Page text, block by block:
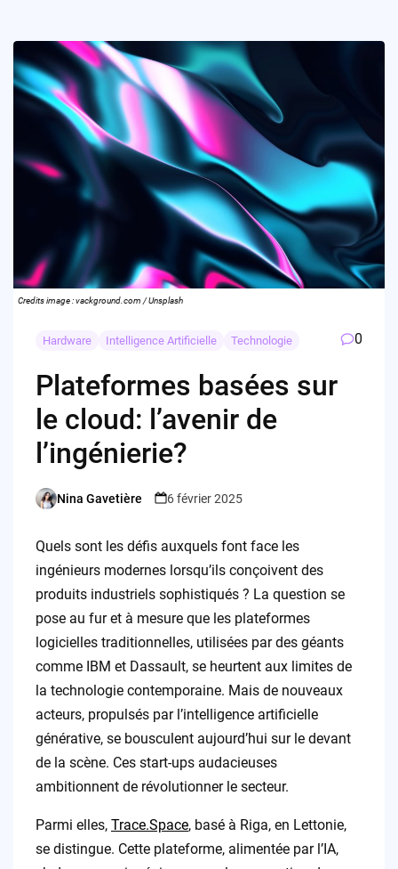
Credits image : vackground.com / Unsplash
Hardware Intelligence Artificielle Technologie 0
Plateformes basées sur
le cloud: l’avenir de
l’ingénierie?
Posted
Nina Gavetière 6 février 2025
Quels sont les défis auxquels font face les
ingénieurs modernes lorsqu’ils conçoivent des
produits industriels sophistiqués ? La question se
pose au fur et à mesure que les plateformes
logicielles traditionnelles, utilisées par des géants
comme IBM et Dassault, se heurtent aux limites de
la technologie contemporaine. Mais de nouveaux
acteurs, propulsés par l’intelligence artificielle
générative, se bousculent aujourd’hui sur le devant
de la scène. Ces start-ups audacieuses
ambitionnent de révolutionner le secteur.
Parmi elles, Trace.Space, basé à Riga, en Lettonie,
se distingue. Cette plateforme, alimentée par l’IA,